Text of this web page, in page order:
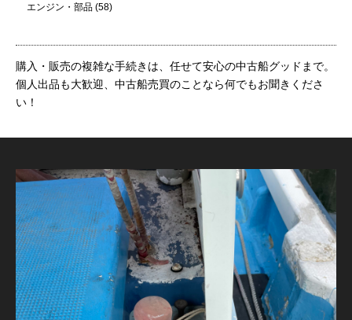
エンジン・部品 (58)
購入・販売の複雑な手続きは、任せて安心の中古船グッドまで。
個人出品も大歓迎、中古船売買のことなら何でもお聞きくださ
い！